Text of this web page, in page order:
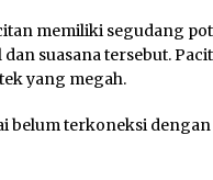
memiliki segudang
suasana tersebut.
yang megah.
belum terkoneksi